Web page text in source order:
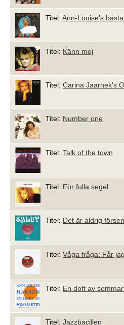
Titel: Ann-Louise's bästa
Titel: Känn mej
Titel: Carina Jaarnek's
Titel: Number one
Titel: Talk of the town
Titel: För fulla segel
Titel: Det är aldrig
Titel: Våga fråga: Får
Titel: En doft av
Titel: Jazzbacillen